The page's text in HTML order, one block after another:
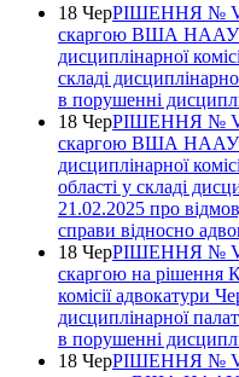
18 ЧерРІШЕННЯ №
скаргою ВША НААУ
дисциплінарної
складі
в порушенні
18 ЧерРІШЕННЯ №
скаргою ВША НААУ
дисциплінарної
області у складі
21.02.2025 про
справи відносно
18 ЧерРІШЕННЯ №
скаргою на рішення
комісії адвокатури
дисциплінарної
в порушенні
18 ЧерРІШЕННЯ №